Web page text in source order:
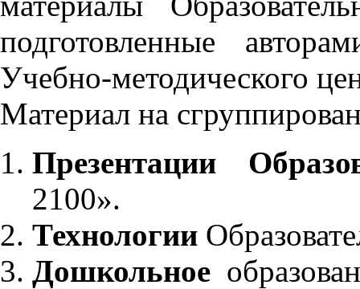
подготовленные
Учебно-методического
Материал на
Презентации
2100».
Технологии
Дошкольное